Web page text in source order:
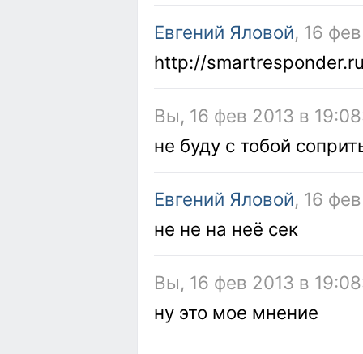
Евгений Яловой, 16
http://
Вы, 16 фев 2013 в
не буду с тобой
Евгений Яловой, 16
не не на неё сек
Вы, 16 фев 2013 в
ну это мое мнение